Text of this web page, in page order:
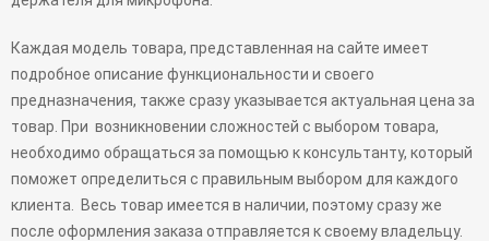
Каждая модель товара, представленная на сайте имеет
подробное описание функциональности и своего
предназначения, также сразу указывается актуальная цена за
товар. При возникновении сложностей с выбором товара,
необходимо обращаться за помощью к консультанту, который
поможет определиться с правильным выбором для каждого
клиента. Весь товар имеется в наличии, поэтому сразу же
после оформления заказа отправляется к своему владельцу.